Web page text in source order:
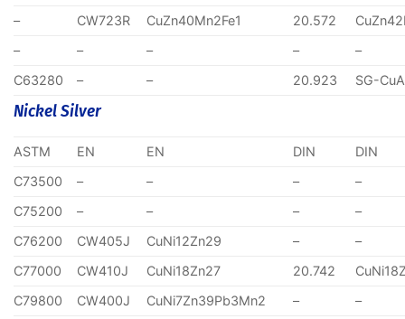
–
CW723R CuZn40Mn2Fe1 20.572
–
– – –
–
C63280
– – 20.923 SG-
Nickel Silver
ASTM EN EN DIN
DIN
C73500
– – –
–
C75200
– – –
–
C76200
CW405J CuNi12Zn29 –
–
C77000
CW410J CuNi18Zn27 20.742
C79800
CW400J CuNi7Zn39Pb3Mn2 –
–